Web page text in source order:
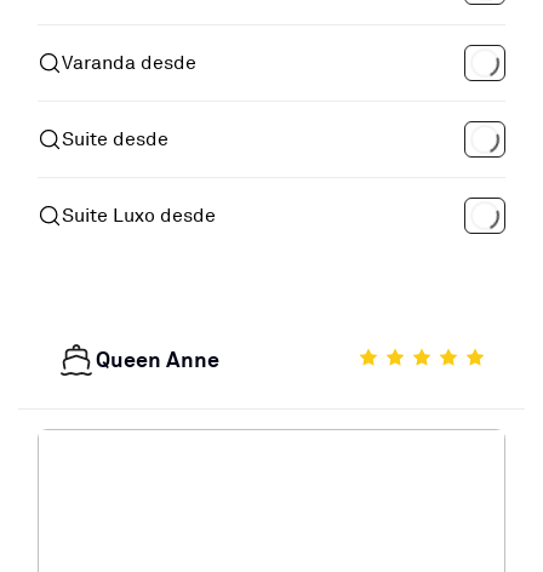
Varanda desde
Suite desde
Suite Luxo desde
Queen Anne